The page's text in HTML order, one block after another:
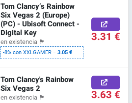
Tom Clancy’s Rainbow
Six Vegas 2 (Europe)
(PC) - Ubisoft Connect -
Digital Key
en existencia 🏴
-8% con XXLGAMER =3.05 €
3.31 €
Tom Clancy's Rainbow
Six Vegas 2
en existencia 🏴 3.63 €